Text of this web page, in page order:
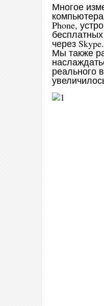
Многое
Phone,
через
Мы также
реального